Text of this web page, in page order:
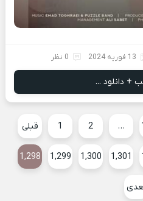
13 فوریه 2024 0 نظر
+ دانلود ...
قبلی 1 2 …
1,298 1,299 1,300 1,301